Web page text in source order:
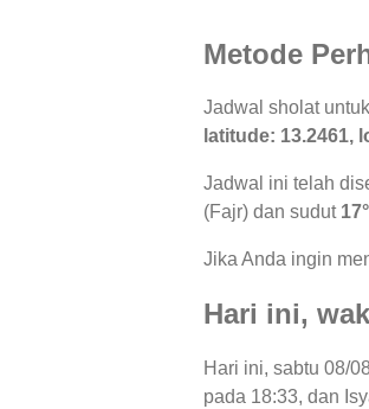
Metode
Jadwal sholat
latitude: 13.2461,
Jadwal ini telah
(Fajr) dan sudut 17°
Jika Anda ingin
Hari ini,
Hari ini, sabtu 08/
pada 18:33, dan